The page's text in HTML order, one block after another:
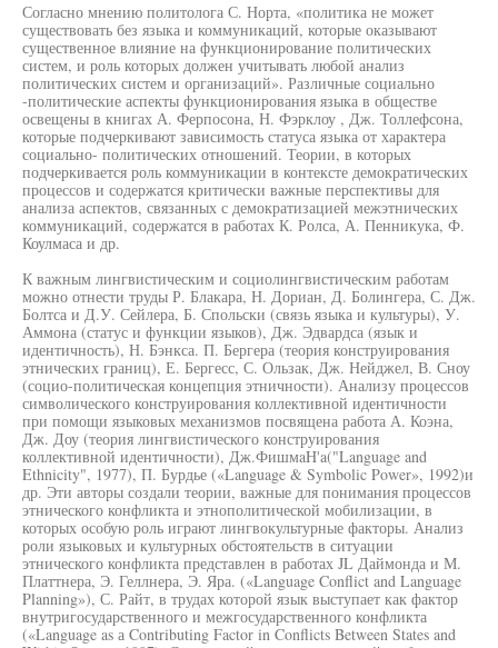
Согласно мнению политолога С. Норта, «политика не может
существовать без языка и коммуникаций, которые оказывают
существенное влияние на функционирование политических
систем, и роль которых должен учитывать любой анализ
политических систем и организаций». Различные социально
-политические аспекты функционирования языка в обществе
освещены в книгах А. Ферпосона, Н. Фэрклоу , Дж. Толлефсона,
которые подчеркивают зависимость статуса языка от характера
социально- политических отношений. Теории, в которых
подчеркивается роль коммуникации в контексте демократических
процессов и содержатся критически важные перспективы для
анализа аспектов, связанных с демократизацией межэтнических
коммуникаций, содержатся в работах К. Ролса, А. Пенникука, Ф.
Коулмаса и др.
К важным лингвистическим и социолингвистическим работам
можно отнести труды Р. Блакара, Н. Дориан, Д. Болингера, С. Дж.
Болтса и Д.У. Сейлера, Б. Спольски (связь языка и культуры), У.
Аммона (статус и функции языков), Дж. Эдвардса (язык и
идентичность), Н. Бэнкса. П. Бергера (теория конструирования
этнических границ), Е. Бергесс, С. Ользак, Дж. Нейджел, В. Сноу
(социо-политическая концепция этничности). Анализу процессов
символического конструирования коллективной идентичности
при помощи языковых механизмов посвящена работа А. Коэна,
Дж. Доу (теория лингвистического конструирования
коллективной идентичности), Дж.ФишмaH'a("Language and
Ethnicity", 1977), П. Бурдье («Language & Symbolic Power», 1992)и
др. Эти авторы создали теории, важные для понимания процессов
этнического конфликта и этнополитической мобилизации, в
которых особую роль играют лингвокультурные факторы. Анализ
роли языковых и культурных обстоятельств в ситуации
этнического конфликта представлен в работах JL Даймонда и М.
Платтнера, Э. Геллнера, Э. Яра. («Language Conflict and Language
Planning»), С. Райт, в трудах которой язык выступает как фактор
внутригосударственного и межгосударственного конфликта
(«Language as а Contributing Factor in Conflicts Between States and